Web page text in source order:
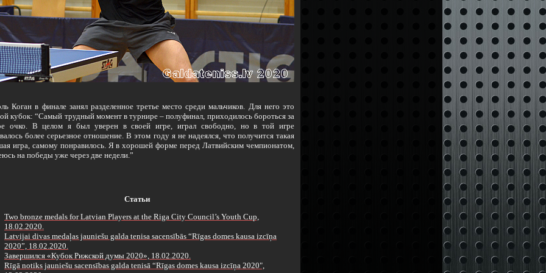
Коган в финале занял разделенное третье место среди мальчиков. Для него это
кубок: “Самый трудный момент в турнире – полуфинал, приходилось бороться за
очко. В целом я был уверен в своей игре, играл свободно, но в той игре
более серьезное отношение. В этом году я не надеялся, что получится такая
игра, самому понравилось. Я в хорошей форме перед Латвийским чемпионатом,
на победы уже через две недели.”
Статьи
Two bronze medals for Latvian Players at the Riga City Council’s Youth Cup,
18.02.2020.
Latvijai divas medaļas jauniešu galda tenisa sacensībās “Rīgas domes kausa izcīņa
2020”, 18.02.2020.
Завершился «Кубок Рижской думы 2020», 18.02.2020.
Rīgā notiks jauniešu sacensības galda tenisā “Rīgas domes kausa izcīņa 2020",